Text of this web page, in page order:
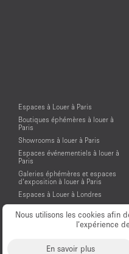
Nous utilisons les cookies afin
l’expérience
En savoir plus
Espaces à Louer à Paris
Boutiques éphémères à louer à
Paris
Showrooms à louer à Paris
Espaces événementiels à louer à
Paris
Galeries éphémères et espaces
d’exposition à louer à Paris
Espaces à Louer à Londres
Espaces à Louer à New York
Espaces à Louer à San Francisco
Espaces à Louer à Amsterdam